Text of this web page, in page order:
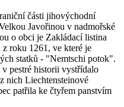
části jihovýchodní
Javořinou v nadmořské
o obci je Zakládací listina
roku 1261, ve které je
statků - "Nemtschi potok".
pestré historii vystřídalo
nich Liechtensteinové
patřila ke čtyřem panstvím